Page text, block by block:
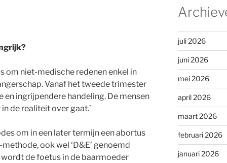
om niet-medische redenen enkel in
Vanaf het tweede trimester
en ingrijpendere handeling. De mensen
de realiteit over gaat.’
om in een later termijn een abortus
ook wel ‘D&E’ genoemd
wordt de foetus in de baarmoeder
juli 2026
juni 2026
mei 2026
april 2026
maart 2026
februari 2026
januari 2026